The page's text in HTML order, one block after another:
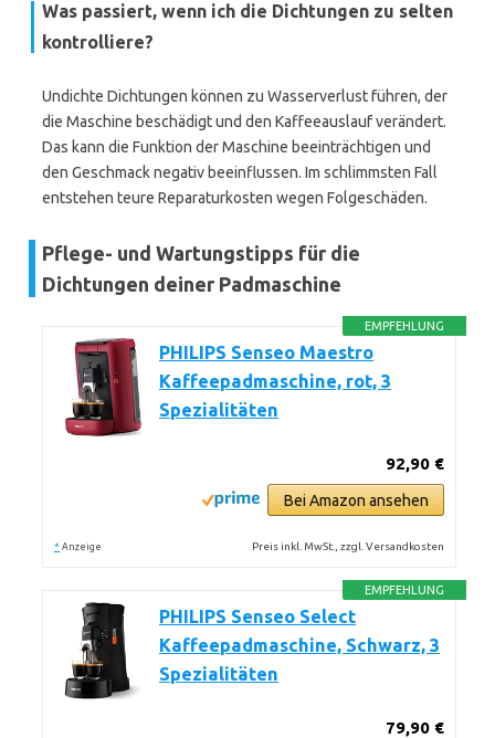
Was passiert, wenn ich die Dichtungen zu selten
kontrolliere?
Undichte Dichtungen können zu Wasserverlust führen, der
die Maschine beschädigt und den Kaffeeauslauf verändert.
Das kann die Funktion der Maschine beeinträchtigen und
den Geschmack negativ beeinflussen. Im schlimmsten Fall
entstehen teure Reparaturkosten wegen Folgeschäden.
Pflege- und Wartungstipps für die
Dichtungen deiner Padmaschine
EMPFEHLUNG
PHILIPS Senseo Maestro
Kaffeepadmaschine, rot, 3
Spezialitäten
92,90 €
Bei Amazon ansehen
* Anzeige Preis inkl. MwSt., zzgl. Versandkosten
EMPFEHLUNG
PHILIPS Senseo Select
Kaffeepadmaschine, Schwarz, 3
Spezialitäten
79,90 €